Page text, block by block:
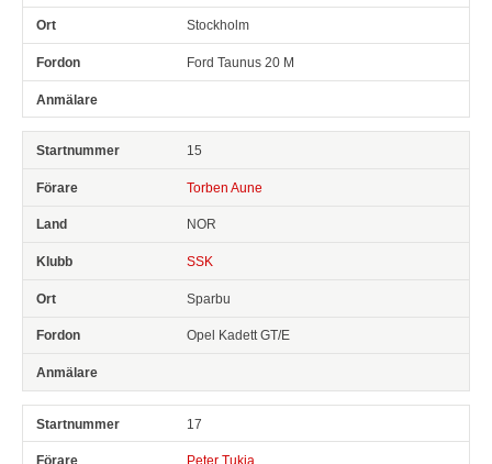
Stockholm
Ford Taunus 20 M
15
Torben Aune
NOR
SSK
Sparbu
Opel Kadett GT/E
17
Peter Tukia